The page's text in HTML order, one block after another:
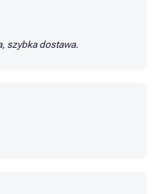
szybka dostawa.